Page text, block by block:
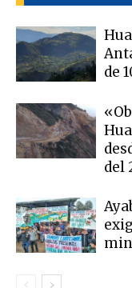
de
del